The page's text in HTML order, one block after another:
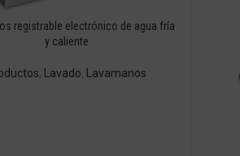
registrable electrónico de agua fría
y caliente
, Lavado, Lavamanos